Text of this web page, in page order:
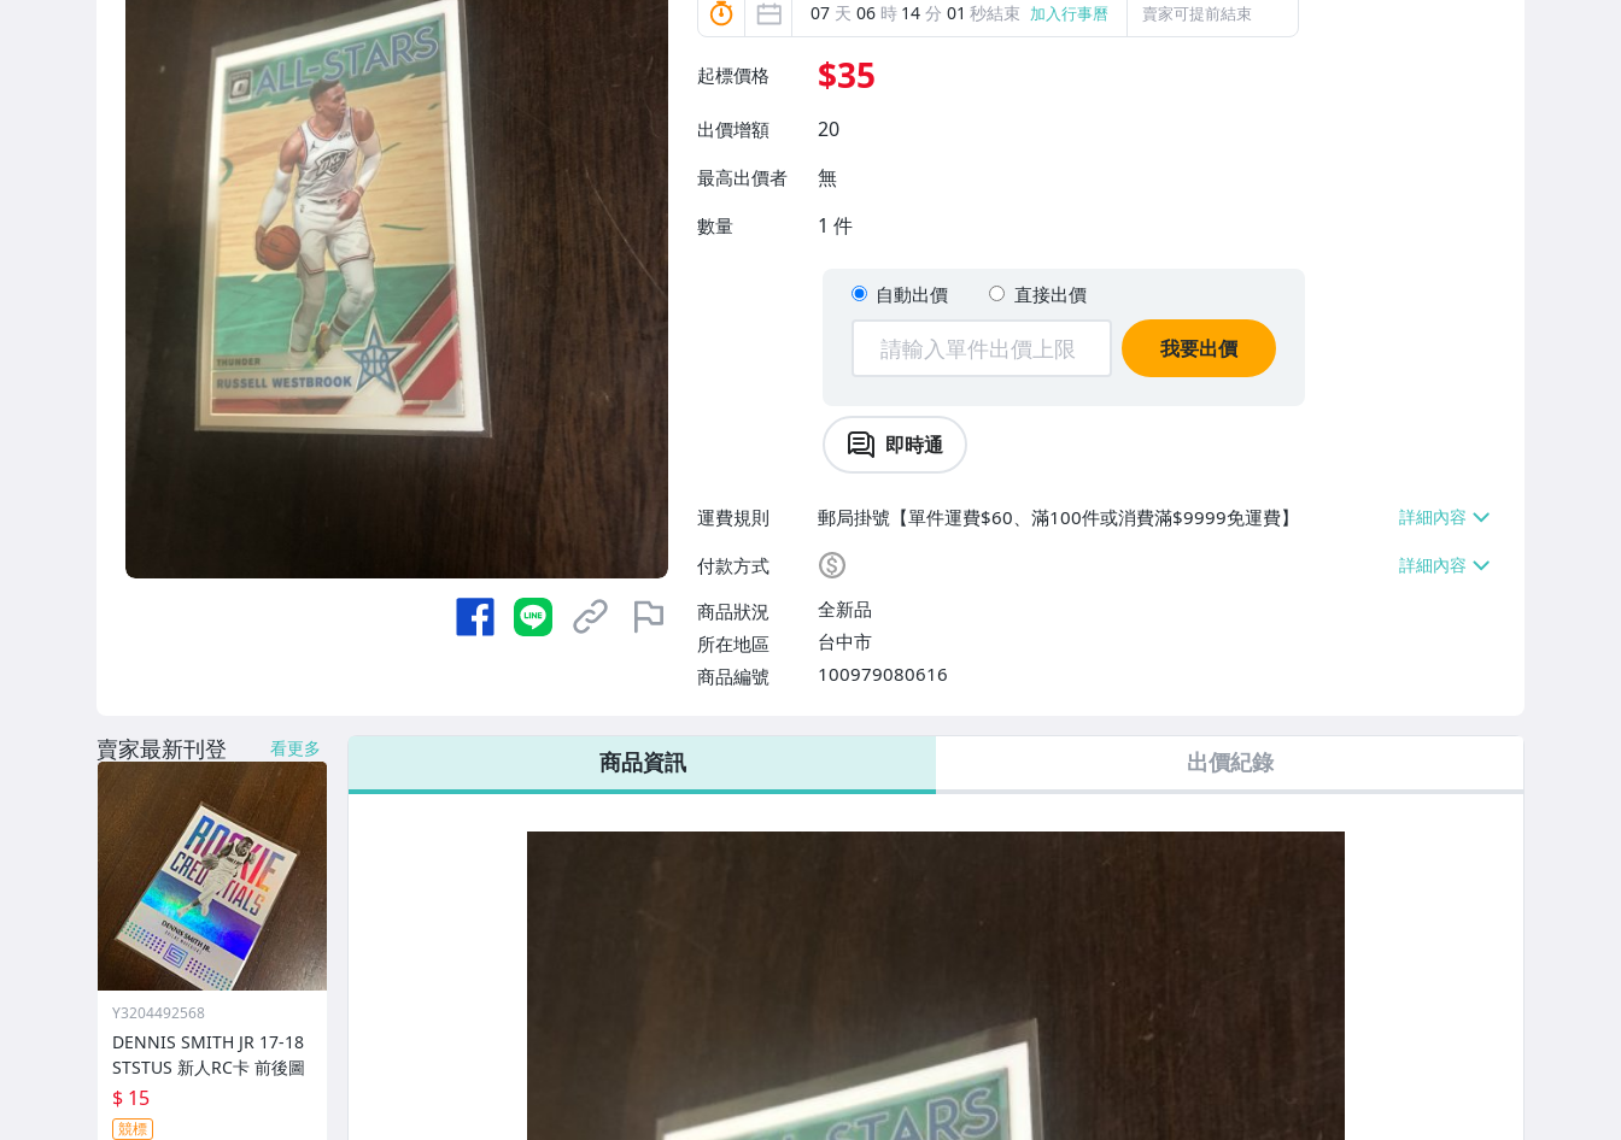
07 天 06 時 14 分 00 秒結束 加入行事曆 賣家可提前結束
起標價格 $35
出價增額 20
最高出價者 無
數量 1 件
自動出價 直接出價
我要出價
即時通
運費規則
郵局掛號【單件運費$60、滿100件或消費滿$9999免運費】
付款方式
商品狀況
全新品
所在地區
台中市
商品編號
100979080616
商品資訊 出價紀錄
賣家最新刊登 看更多
Y3204492568
DENNIS SMITH JR 17-18
STSTUS 新人RC卡 前後圖
$ 15
競標